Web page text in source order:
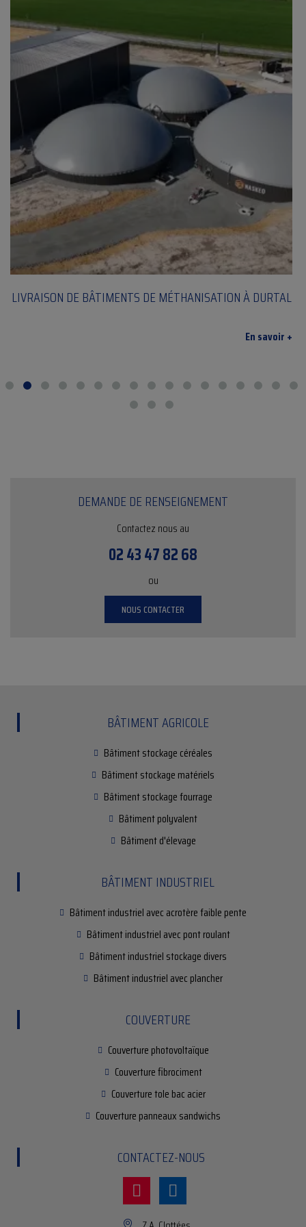
LIVRAISON DE BÂTIMENTS DE MÉTHANISATION À DURTAL
En savoir +
DEMANDE DE RENSEIGNEMENT
Contactez nous au
02 43 47 82 68
ou
NOUS CONTACTER
BÂTIMENT AGRICOLE
Bâtiment stockage céréales
Bâtiment stockage matériels
Bâtiment stockage fourrage
Bâtiment polyvalent
Bâtiment d'élevage
BÂTIMENT INDUSTRIEL
Bâtiment industriel avec acrotère faible pente
Bâtiment industriel avec pont roulant
Bâtiment industriel stockage divers
Bâtiment industriel avec plancher
COUVERTURE
Couverture photovoltaïque
Couverture fibrociment
Couverture tole bac acier
Couverture panneaux sandwichs
CONTACTEZ-NOUS